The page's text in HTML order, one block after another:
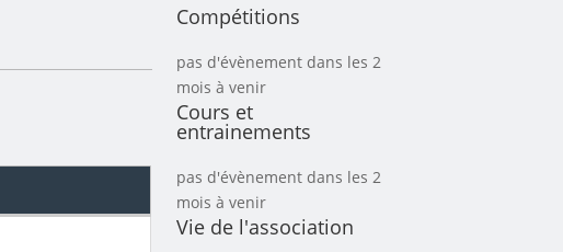
Compétitions
pas d'évènement dans les 2
mois à venir
Cours et
entrainements
pas d'évènement dans les 2
mois à venir
Vie de l'association